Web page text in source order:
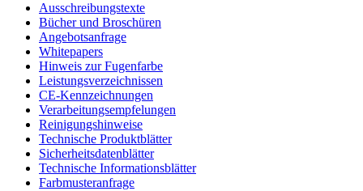
Ausschreibungstexte
Bücher und Broschüren
Angebotsanfrage
Whitepapers
Hinweis zur Fugenfarbe
Leistungsverzeichnissen
CE-Kennzeichnungen
Verarbeitungsempfelungen
Reinigungshinweise
Technische Produktblätter
Sicherheitsdatenblätter
Technische Informationsblätter
Farbmusteranfrage